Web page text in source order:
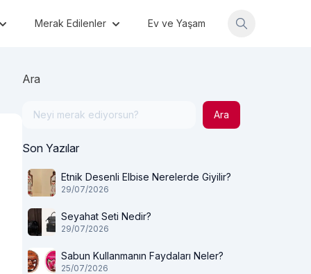
Merak Edilenler Ev ve Yaşam
Ara
Ara
Son Yazılar
Etnik Desenli Elbise Nerelerde Giyilir?
29/07/2026
Seyahat Seti Nedir?
29/07/2026
Sabun Kullanmanın Faydaları Neler?
25/07/2026